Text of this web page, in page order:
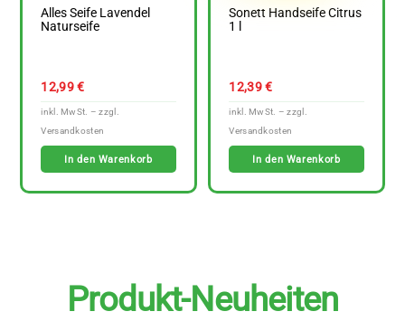
Alles Seife Lavendel
Naturseife
12,99€
In den Warenkorb
Sonett Handseife Citrus
1 l
12,39€
In den Warenkorb
Produkt-Neuheiten